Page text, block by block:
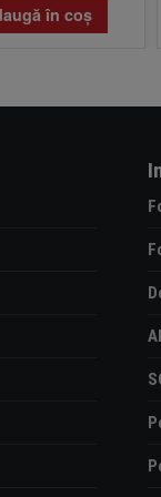
în coș